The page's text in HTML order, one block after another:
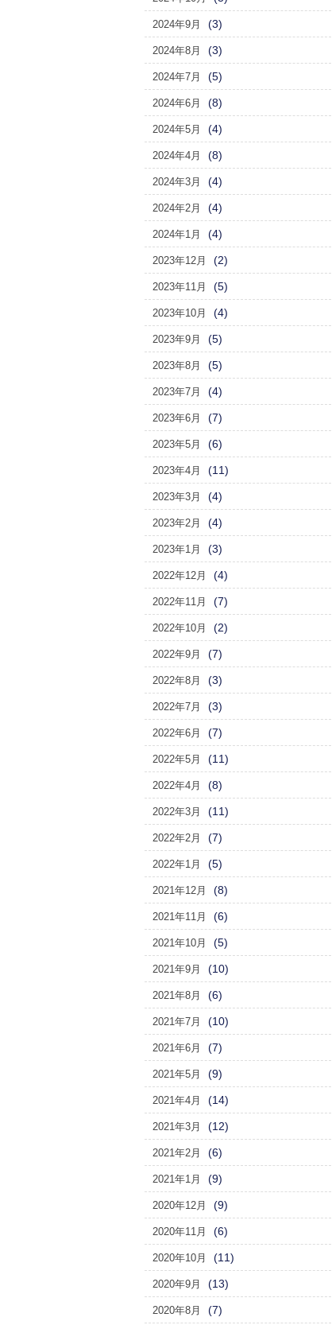
2024年9月 (3)
2024年8月 (3)
2024年7月 (5)
2024年6月 (8)
2024年5月 (4)
2024年4月 (8)
2024年3月 (4)
2024年2月 (4)
2024年1月 (4)
2023年12月 (2)
2023年11月 (5)
2023年10月 (4)
2023年9月 (5)
2023年8月 (5)
2023年7月 (4)
2023年6月 (7)
2023年5月 (6)
2023年4月 (11)
2023年3月 (4)
2023年2月 (4)
2023年1月 (3)
2022年12月 (4)
2022年11月 (7)
2022年10月 (2)
2022年9月 (7)
2022年8月 (3)
2022年7月 (3)
2022年6月 (7)
2022年5月 (11)
2022年4月 (8)
2022年3月 (11)
2022年2月 (7)
2022年1月 (5)
2021年12月 (8)
2021年11月 (6)
2021年10月 (5)
2021年9月 (10)
2021年8月 (6)
2021年7月 (10)
2021年6月 (7)
2021年5月 (9)
2021年4月 (14)
2021年3月 (12)
2021年2月 (6)
2021年1月 (9)
2020年12月 (9)
2020年11月 (6)
2020年10月 (11)
2020年9月 (13)
2020年8月 (7)